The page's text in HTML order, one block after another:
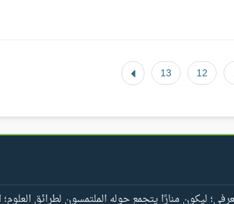
12
13
ليكون منارًا يتجمع حوله الملتمسون لطرائق العلوم؛